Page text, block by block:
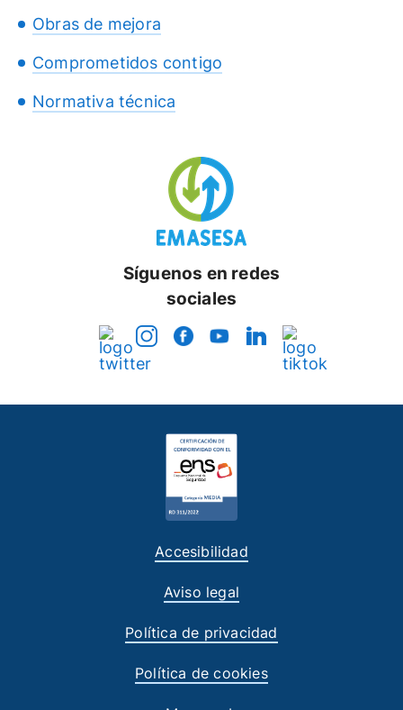
Obras de mejora
Comprometidos contigo
Normativa técnica
Síguenos en redes
sociales
Accesibilidad
Aviso legal
Política de privacidad
Política de cookies